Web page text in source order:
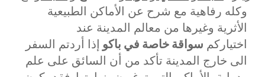
وكله رفاهية مع شرح عن الأماكن الطبيعية
الأثرية وغيرها من معالم المدينة عند
اختياركم سواقة خاصة في باكو إذا أردتم السفر
الى خارج المدينة تأكد من أن السائق على علم